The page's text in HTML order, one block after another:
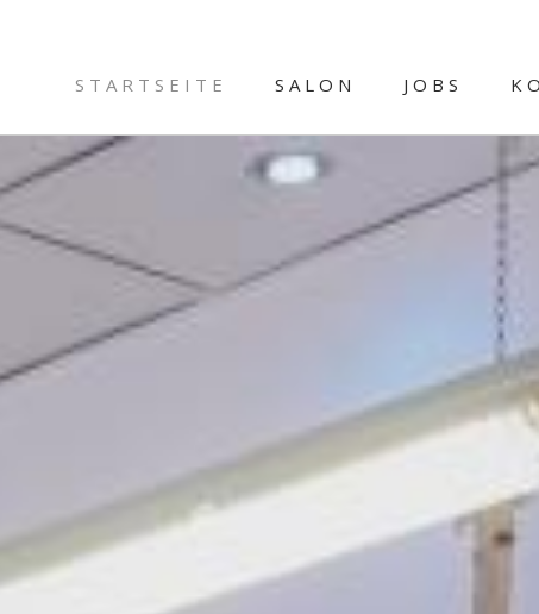
STARTSEITE SALON JOBS